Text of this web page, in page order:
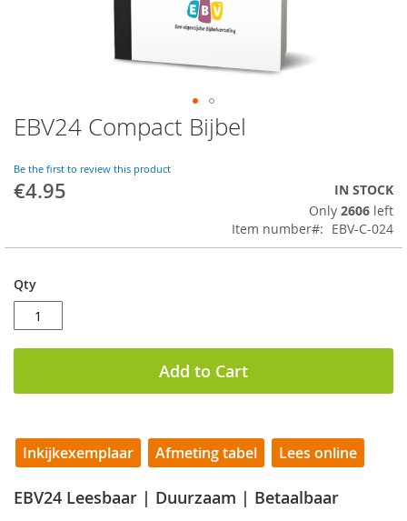
Skip
to
beginning
of
gallery
EBV24 Compact Bijbel
Be the first to review this product
€4.95
IN STOCK
Only 2606 left
Item number
EBV-C-024
Qty
Add to Cart
Inkijkexemplaar Afmeting tabel Lees online
EBV24 Leesbaar | Duurzaam | Betaalbaar